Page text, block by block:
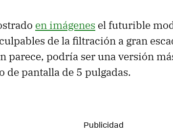
en imágenes el futurible
de la filtración a gran
parece, podría ser una versión
de pantalla de 5 pulgadas.